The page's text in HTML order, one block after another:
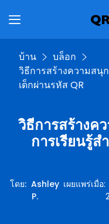
บ้าน
บล็อก
วิธีการสร้างความสนุ
เด็กผ่านรหัส QR
วิธีการสร้างค
การเรียนรู้ส
โดย:Ashley
P.
เผยแพร่เมื่อ